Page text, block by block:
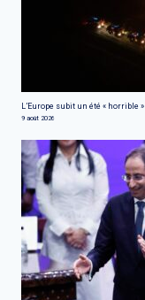
L’Europe subit un été « horrible »
9 août 2026